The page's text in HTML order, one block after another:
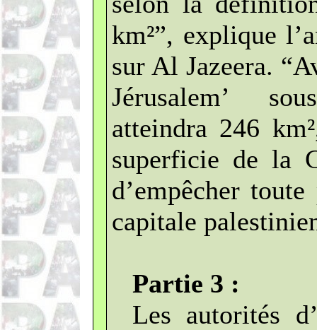
km²”, explique
sur Al Jazeera.
Jérusalem’
atteindra 246
superficie de la
d’empêcher
capitale
Partie 3 :
Les autorités